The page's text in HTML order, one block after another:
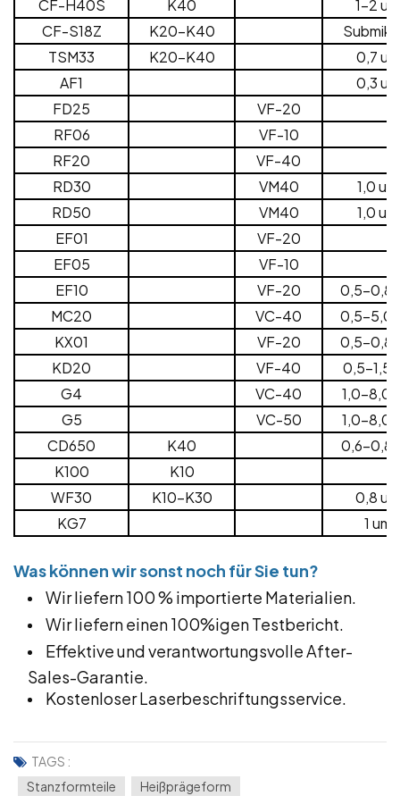
CF-H40S K40
1-2 um
CF-S18Z
K20-K40
TSM33
K20-K40
0,7 um
AF1
0,3 um
FD25
VF-20
RF06
VF-10
RF20
VF-40
RD30
VM40
1,0 um
RD50
VM40
1,0 um
EF01
VF-20
EF05
VF-10
EF10
VF-20
0,5-0,8
MC20
VC-40
0,5-5,0
KX01
VF-20
0,5-0,8
KD20
VF-40
0,5-1,5
G4
VC-40
1,0-8,0
G5
VC-50
1,0-8,0
CD650
K40
0,6-0,8
K100
K10
WF30
K10-K30
0,8 um
KG7
1 um
Was können wir sonst noch für Sie tun?
Wir liefern 100 % importierte Materialien.
Wir liefern einen 100%igen Testbericht.
Effektive und verantwortungsvolle After-
Sales-Garantie.
Kostenloser Laserbeschriftungsservice.
TAGS :
Stanzformteile
Heißprägeform